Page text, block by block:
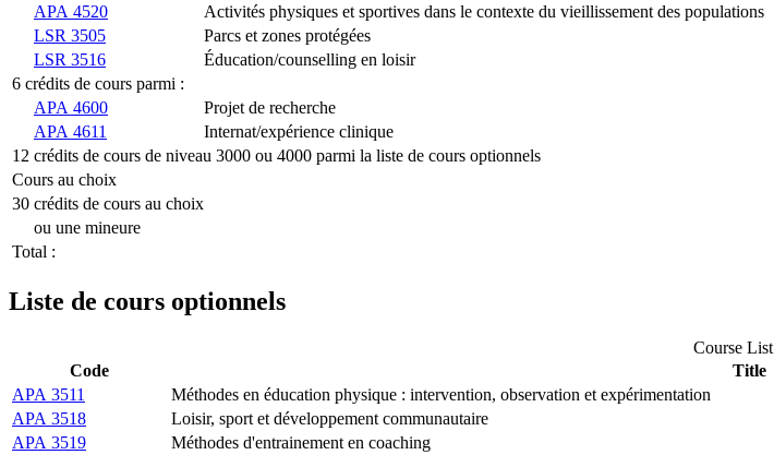
APA 4520
Activités physiques et sportives dans le contexte du vieillissement des populations
LSR 3505
Parcs et zones protégées
LSR 3516
Éducation/counselling en loisir
6 crédits de cours parmi :
APA 4600
Projet de recherche
APA 4611
Internat/expérience clinique
12 crédits de cours de niveau 3000 ou 4000 parmi la liste de cours optionnels
Cours au choix
30 crédits de cours au choix
ou une mineure
Total :
Liste de cours optionnels
Course List
Code
Title
APA 3511
Méthodes en éducation physique : intervention, observation et expérimentation
APA 3518
Loisir, sport et développement communautaire
APA 3519
Méthodes d'entrainement en coaching